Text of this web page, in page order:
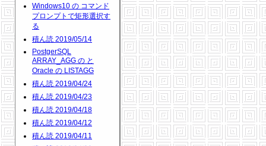
Windows10 の コマンド
プロンプトで矩形選択す
る
積ん読 2019/05/14
PostgerSQL
ARRAY_AGG の と
Oracle の LISTAGG
積ん読 2019/04/24
積ん読 2019/04/23
積ん読 2019/04/18
積ん読 2019/04/12
積ん読 2019/04/11